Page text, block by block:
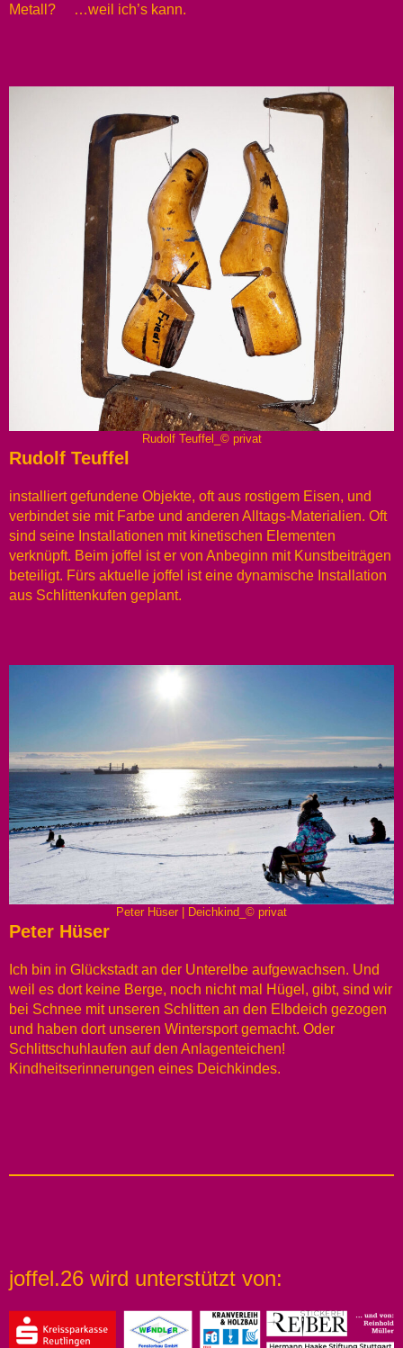
Metall? …weil ich’s kann.
Rudolf Teuffel_© privat
Rudolf Teuffel
installiert gefundene Objekte, oft aus rostigem Eisen, und
verbindet sie mit Farbe und anderen Alltags-Materialien. Oft
sind seine Installationen mit kinetischen Elementen
verknüpft. Beim joffel ist er von Anbeginn mit Kunstbeiträgen
beteiligt. Fürs aktuelle joffel ist eine dynamische Installation
aus Schlittenkufen geplant.
Peter Hüser | Deichkind_© privat
Peter Hüser
Ich bin in Glückstadt an der Unterelbe aufgewachsen. Und
weil es dort keine Berge, noch nicht mal Hügel, gibt, sind wir
bei Schnee mit unseren Schlitten an den Elbdeich gezogen
und haben dort unseren Wintersport gemacht. Oder
Schlittschuhlaufen auf den Anlagenteichen!
Kindheitserinnerungen eines Deichkindes.
joffel.26 wird unterstützt von: